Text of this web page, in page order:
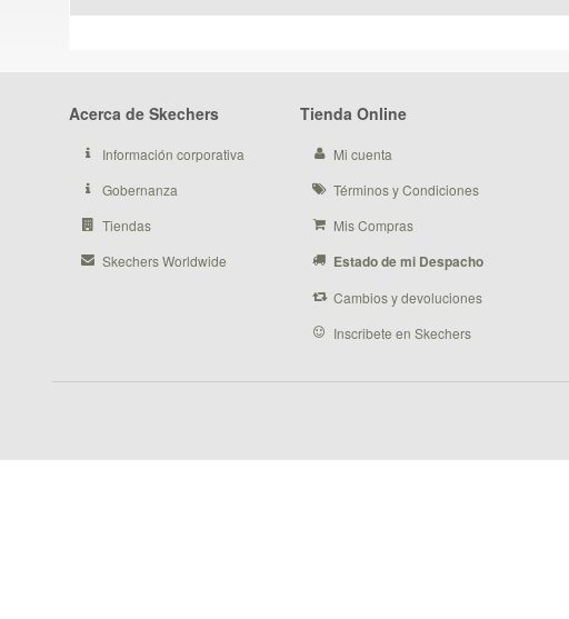
Acerca de Skechers
Información corporativa
Gobernanza
Tiendas
Skechers Worldwide
Tienda Online
Mi cuenta
Términos y Condiciones
Mis Compras
Estado de mi Despacho
Cambios y devoluciones
Inscribete en Skechers